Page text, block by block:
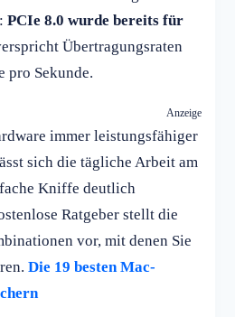
PCIe 8.0 wurde bereits für
Übertragungsraten
pro Sekunde.
Anzeige
immer leistungsfähiger
sich die tägliche Arbeit am
Kniffe deutlich
Ratgeber stellt die
vor, mit denen Sie
Die 19 besten Mac-